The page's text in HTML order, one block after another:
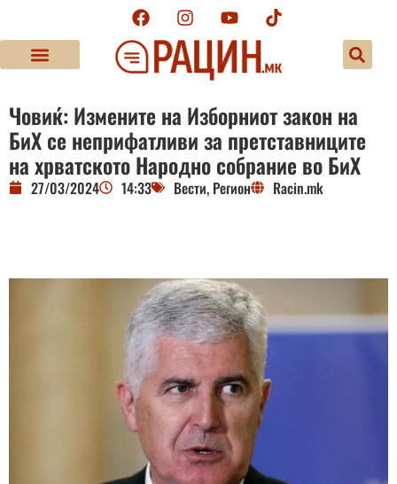
Човиќ: Измените на Изборниот закон на
БиХ се неприфатливи за претставниците
на хрватското Народно собрание во БиХ
27/03/2024 14:33 Вести, Регион Racin.mk